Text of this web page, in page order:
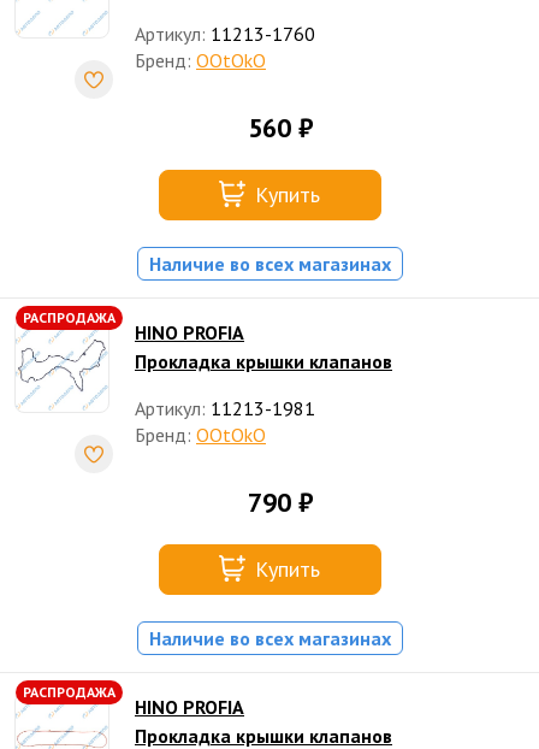
Артикул: 11213-1760
Бренд: OOtOkO
560 ₽
Купить
Наличие во всех магазинах
РАСПРОДАЖА
HINO PROFIA
Прокладка крышки клапанов
Артикул: 11213-1981
Бренд: OOtOkO
790 ₽
Купить
Наличие во всех магазинах
РАСПРОДАЖА
HINO PROFIA
Прокладка крышки клапанов